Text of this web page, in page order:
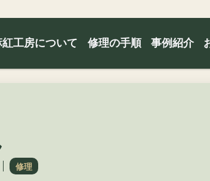
紅工房について 修理の手順 事例紹介
修理